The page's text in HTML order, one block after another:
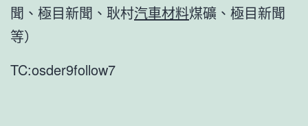
聞、極目新聞、耿村汽車材料煤礦、極目新聞
等）
TC:osder9follow7